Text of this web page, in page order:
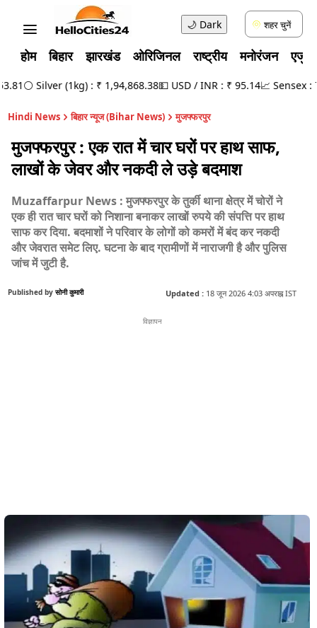
🌙 Dark शहर चुनें
होम बिहार झारखंड ओरिजिनल राष्ट्रीय मनोरंजन
⚪ Silver (1kg) : ₹ 1,94,868.38💵 USD / INR : ₹ 95.14📈 Sensex :
Hindi News बिहार न्यूज (Bihar News) मुजफ्फरपुर
मुजफ्फरपुर : एक रात में चार घरों पर हाथ साफ,
लाखों के जेवर और नकदी ले उड़े बदमाश
Muzaffarpur News : मुजफ्फरपुर के तुर्की थाना क्षेत्र में चोरों ने
एक ही रात चार घरों को निशाना बनाकर लाखों रुपये की संपत्ति पर हाथ
साफ कर दिया. बदमाशों ने परिवार के लोगों को कमरों में बंद कर नकदी
और जेवरात समेट लिए. घटना के बाद ग्रामीणों में नाराजगी है और पुलिस
जांच में जुटी है.
Published by सोनी कुमारी Updated : 18 जून 2026 4:03 अपराह्न IST
विज्ञापन